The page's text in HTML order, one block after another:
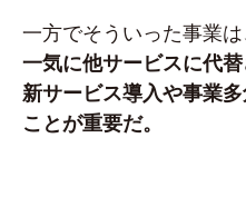
一方でそういった事業
一気に他サービスに代
新サービス導入や事業
ことが重要だ。